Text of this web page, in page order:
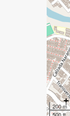
200 m